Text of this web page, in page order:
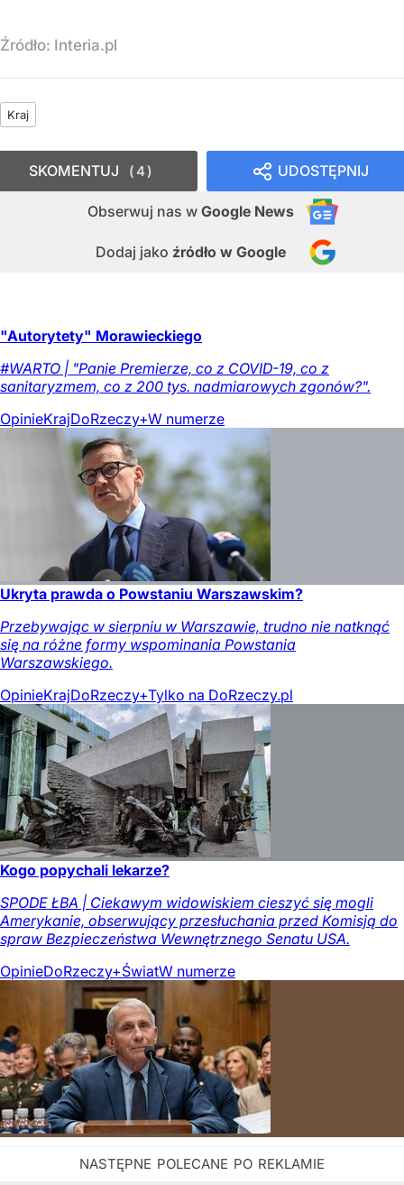
Źródło: Interia.pl
Kraj
UDOSTĘPNIJ
Obserwuj nas w Google News
Dodaj jako źródło w Google
SKOMENTUJ 4
"Autorytety" Morawieckiego
#WARTO | "Panie Premierze, co z COVID-19, co z
sanitaryzmem, co z 200 tys. nadmiarowych zgonów?".
OpinieKrajDoRzeczy+W numerze
Ukryta prawda o Powstaniu Warszawskim?
Przebywając w sierpniu w Warszawie, trudno nie natknąć
się na różne formy wspominania Powstania
Warszawskiego.
OpinieKrajDoRzeczy+Tylko na DoRzeczy.pl
Kogo popychali lekarze?
SPODE ŁBA | Ciekawym widowiskiem cieszyć się mogli
Amerykanie, obserwujący przesłuchania przed Komisją do
spraw Bezpieczeństwa Wewnętrznego Senatu USA.
OpinieDoRzeczy+ŚwiatW numerze